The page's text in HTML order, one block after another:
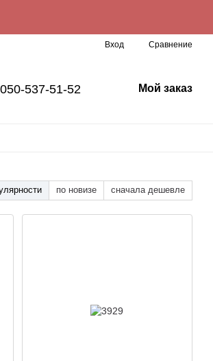
Вход Сравнение
050-537-51-52 Мой заказ
по новизе сначала дешевле